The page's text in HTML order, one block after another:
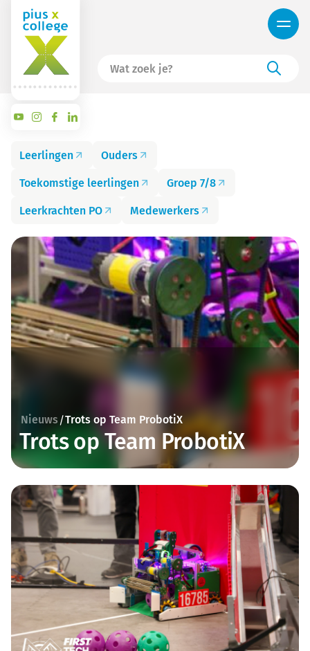
Leerlingen Ouders
Toekomstige leerlingen Groep 7/8
Leerkrachten PO Medewerkers
Nieuws /Trots op Team ProbotiX
Trots op Team ProbotiX